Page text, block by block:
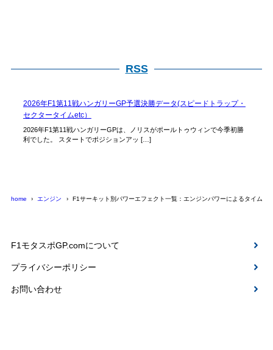
RSS
2026年F1第11戦ハンガリーGP予選決勝データ(スピードトラップ・
セクタータイムetc）
2026年F1第11戦ハンガリーGPは、ノリスがポールトゥウィンで今季初勝
利でした。 スタートでポジションアッ […]
home エンジン F1サーキット別パワーエフェクト一覧：エンジンパワーによるタイムへ
F1モタスポGP.comについて
プライバシーポリシー
お問い合わせ